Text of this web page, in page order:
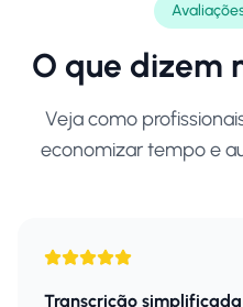
O que dizem
Veja como
economizar tempo e
Transcrição simplificada